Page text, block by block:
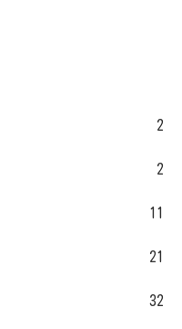
2
2
11
21
32